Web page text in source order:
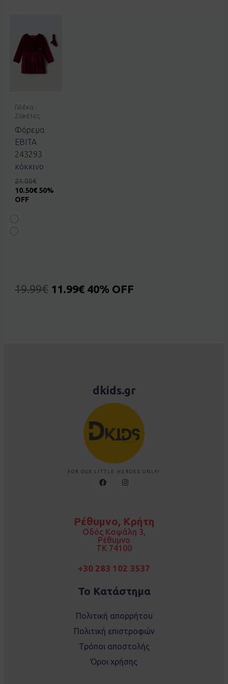
Γιλέκα -
Ζακέτες
Φόρεμα
EBITA
243293
κόκκινο
21.00€
10.50€ 50%
OFF
19.99€ 11.99€ 40% OFF
dkids.gr
FOR OUR LITTLE HEROES ONLY!
F
a
o
I
n
r
a
m
Ρέθυμνο, Κρήτη
Οδός Καψάλη 3,
Ρέθυμνο
TK 74100
+30 283 102 3537
Το Κατάστημα
Πολιτική απορρήτου
Πολιτική επιστροφών
Τρόποι αποστολής
Όροι χρήσης